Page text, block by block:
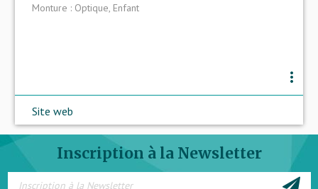
Monture : Optique, Enfant
more_vert
Site web
Inscription à la Newsletter